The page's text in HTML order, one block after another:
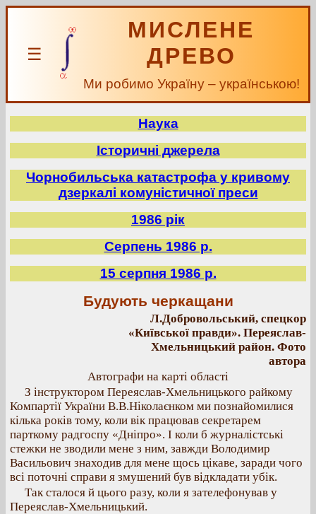
☰
МИСЛЕНЕ
ДРЕВО
Ми робимо Україну – українською!
Наука
Історичні джерела
Чорнобильська катастрофа у кривому
дзеркалі комуністичної преси
1986 рік
Серпень 1986 р.
15 серпня 1986 р.
Будують черкащани
Л.Добровольський, спецкор
«Київської правди». Переяслав-
Хмельницький район. Фото
автора
Автографи на карті області
З інструктором Переяслав-Хмельницького райкому
Компартії України В.В.Ніколаєнком ми познайомилися
кілька років тому, коли вік працював секретарем
парткому радгоспу «Дніпро». І коли б журналістські
стежки не зводили мене з ним, завжди Володимир
Васильович знаходив для мене щось цікаве, заради чого
всі поточні справи я змушений був відкладати убік.
Так сталося й цього разу, коли я зателефонував у
Переяслав-Хмельницький.